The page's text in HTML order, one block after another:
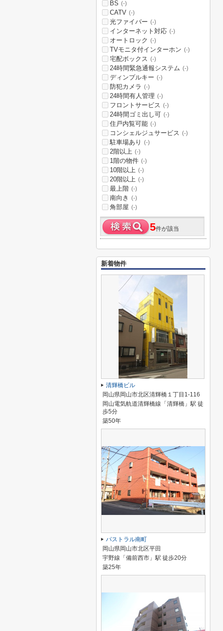
BS (-)
CATV (-)
光ファイバー (-)
インターネット対応 (-)
オートロック (-)
TVモニタ付インターホン (-)
宅配ボックス (-)
24時間緊急通報システム (-)
ディンプルキー (-)
防犯カメラ (-)
24時間有人管理 (-)
フロントサービス (-)
24時間ゴミ出し可 (-)
住戸内覧可能 (-)
コンシェルジュサービス (-)
駐車場あり (-)
2階以上 (-)
1階の物件 (-)
10階以上 (-)
20階以上 (-)
最上階 (-)
南向き (-)
角部屋 (-)
5件が該当
新着物件
清輝橋ビル
岡山県岡山市北区清輝橋１丁目1-116
岡山電気軌道清輝橋線「清輝橋」駅 徒
歩5分
築50年
パストラル南町
岡山県岡山市北区平田
宇野線「備前西市」駅 徒歩20分
築25年